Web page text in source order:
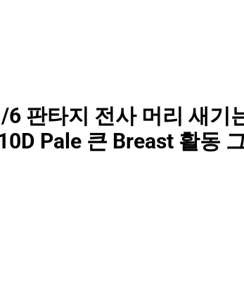
6 판타지 전사 머리 새기
Pale 큰 Breast 활동